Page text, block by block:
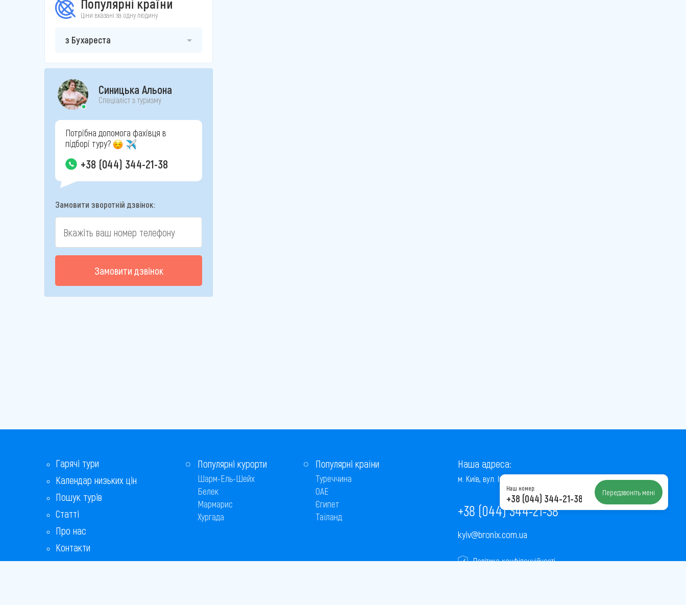
Популярні країни
Ціни вказані за одну людину
з Бухареста
Синицька Альона
Спеціаліст з туризму
Потрібна допомога фахівця в
підборі туру?
+38 (044) 344-21-38
Замовити зворотній дзвінок:
Замовити дзвінок
Гарячі тури
Календар низьких цін
Пошук турів
Статті
Про нас
Контакти
Бонусна програма
Популярні курорти
Шарм-Ель-Шейх
Белек
Мармарис
Хургада
Популярні країни
Туреччина
ОАЕ
Єгипет
Таїланд
Наша адреса:
м. Київ, вул. Інститутська, 22/7, оф. 41
+38 (044) 344-21-38
kyiv@bronix.com.ua
Політика конфіденційності
Наш номер:
+38 (044) 344-21-38 Передзвоніть мені